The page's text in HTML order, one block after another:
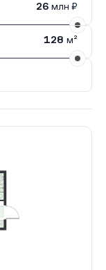
26 млн ₽
128 м²